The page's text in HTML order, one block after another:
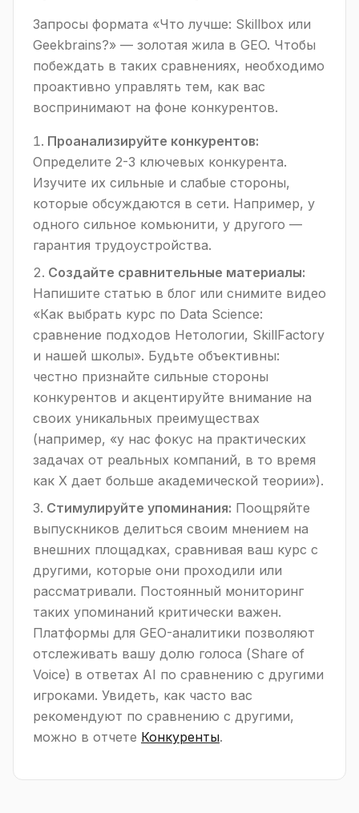
Запросы формата «Что лучше: Skillbox или
Geekbrains?» — золотая жила в GEO. Чтобы
побеждать в таких сравнениях, необходимо
проактивно управлять тем, как вас
воспринимают на фоне конкурентов.
Проанализируйте конкурентов:
Определите 2-3 ключевых конкурента.
Изучите их сильные и слабые стороны,
которые обсуждаются в сети. Например, у
одного сильное комьюнити, у другого —
гарантия трудоустройства.
Создайте сравнительные материалы:
Напишите статью в блог или снимите видео
«Как выбрать курс по Data Science:
сравнение подходов Нетологии, SkillFactory
и нашей школы». Будьте объективны:
честно признайте сильные стороны
конкурентов и акцентируйте внимание на
своих уникальных преимуществах
(например, «у нас фокус на практических
задачах от реальных компаний, в то время
как Х дает больше академической теории»).
Стимулируйте упоминания: Поощряйте
выпускников делиться своим мнением на
внешних площадках, сравнивая ваш курс с
другими, которые они проходили или
рассматривали. Постоянный мониторинг
таких упоминаний критически важен.
Платформы для GEO-аналитики позволяют
отслеживать вашу долю голоса (Share of
Voice) в ответах AI по сравнению с другими
игроками. Увидеть, как часто вас
рекомендуют по сравнению с другими,
можно в отчете Конкуренты.